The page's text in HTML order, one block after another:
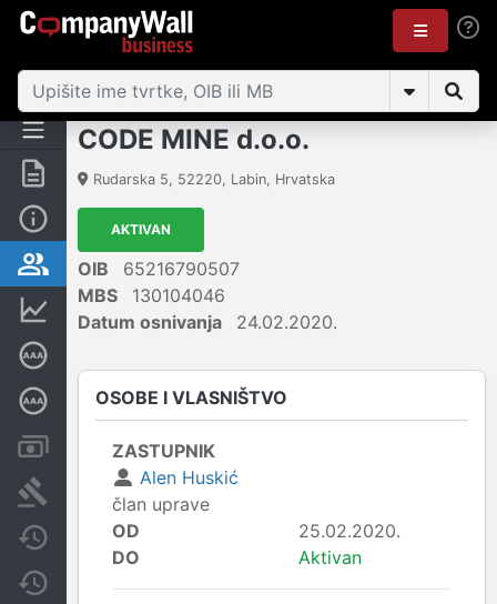
Sažetak
Osobe i vlasništvo
Dubinska bonitetna ocjena
Računi i blokade
Sudske objave
Javne nabavke
CODE MINE d.o.o.
Rudarska 5, 52220, Labin, Hrvatska
AKTIVAN
OIB
65216790507
MBS
130104046
Datum osnivanja
24.02.2020.
OSOBE I VLASNIŠTVO
ZASTUPNIK
Alen Huskić
član uprave
OD
25.02.2020.
DO
Aktivan